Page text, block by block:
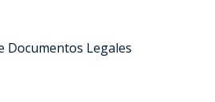
Documentos Legales